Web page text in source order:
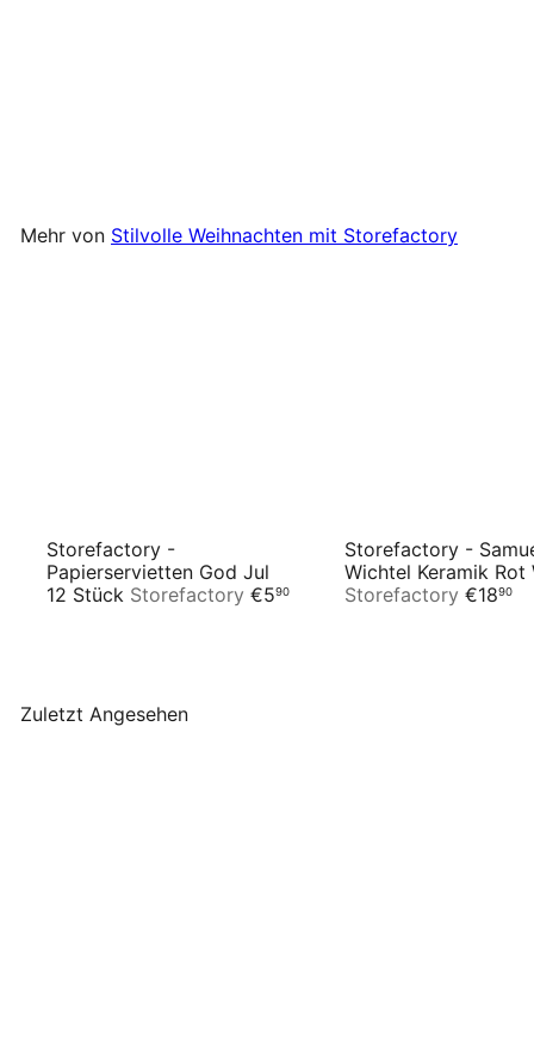
Mehr von Stilvolle Weihnachten mit Storefactory
Storefactory -
Papierservietten God Jul
12 Stück Storefactory €590
Storefactory -
Wichtel Keramik Rot
Storefactory €1890
Zuletzt Angesehen